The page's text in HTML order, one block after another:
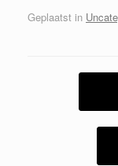
Geplaatst in
Bericht navigatie